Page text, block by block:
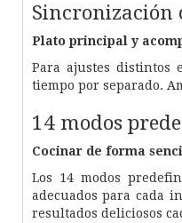
Sincronización
Plato principal y
Para ajustes distintos
tiempo por separado.
14 modos
Cocinar de forma
Los 14 modos
adecuados para cada
resultados deliciosos